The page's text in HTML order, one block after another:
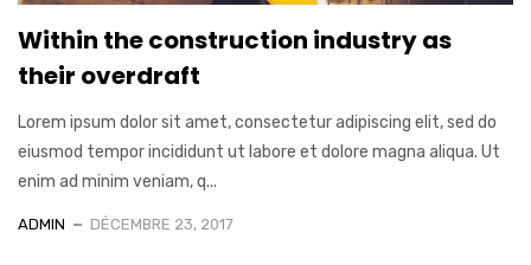
Within the construction industry as
their overdraft
Lorem ipsum dolor sit amet, consectetur adipiscing elit, sed do
eiusmod tempor incididunt ut labore et dolore magna aliqua. Ut
enim ad minim veniam, q...
ADMIN DÉCEMBRE 23, 2017